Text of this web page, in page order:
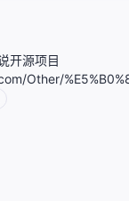
开源项目
Other/